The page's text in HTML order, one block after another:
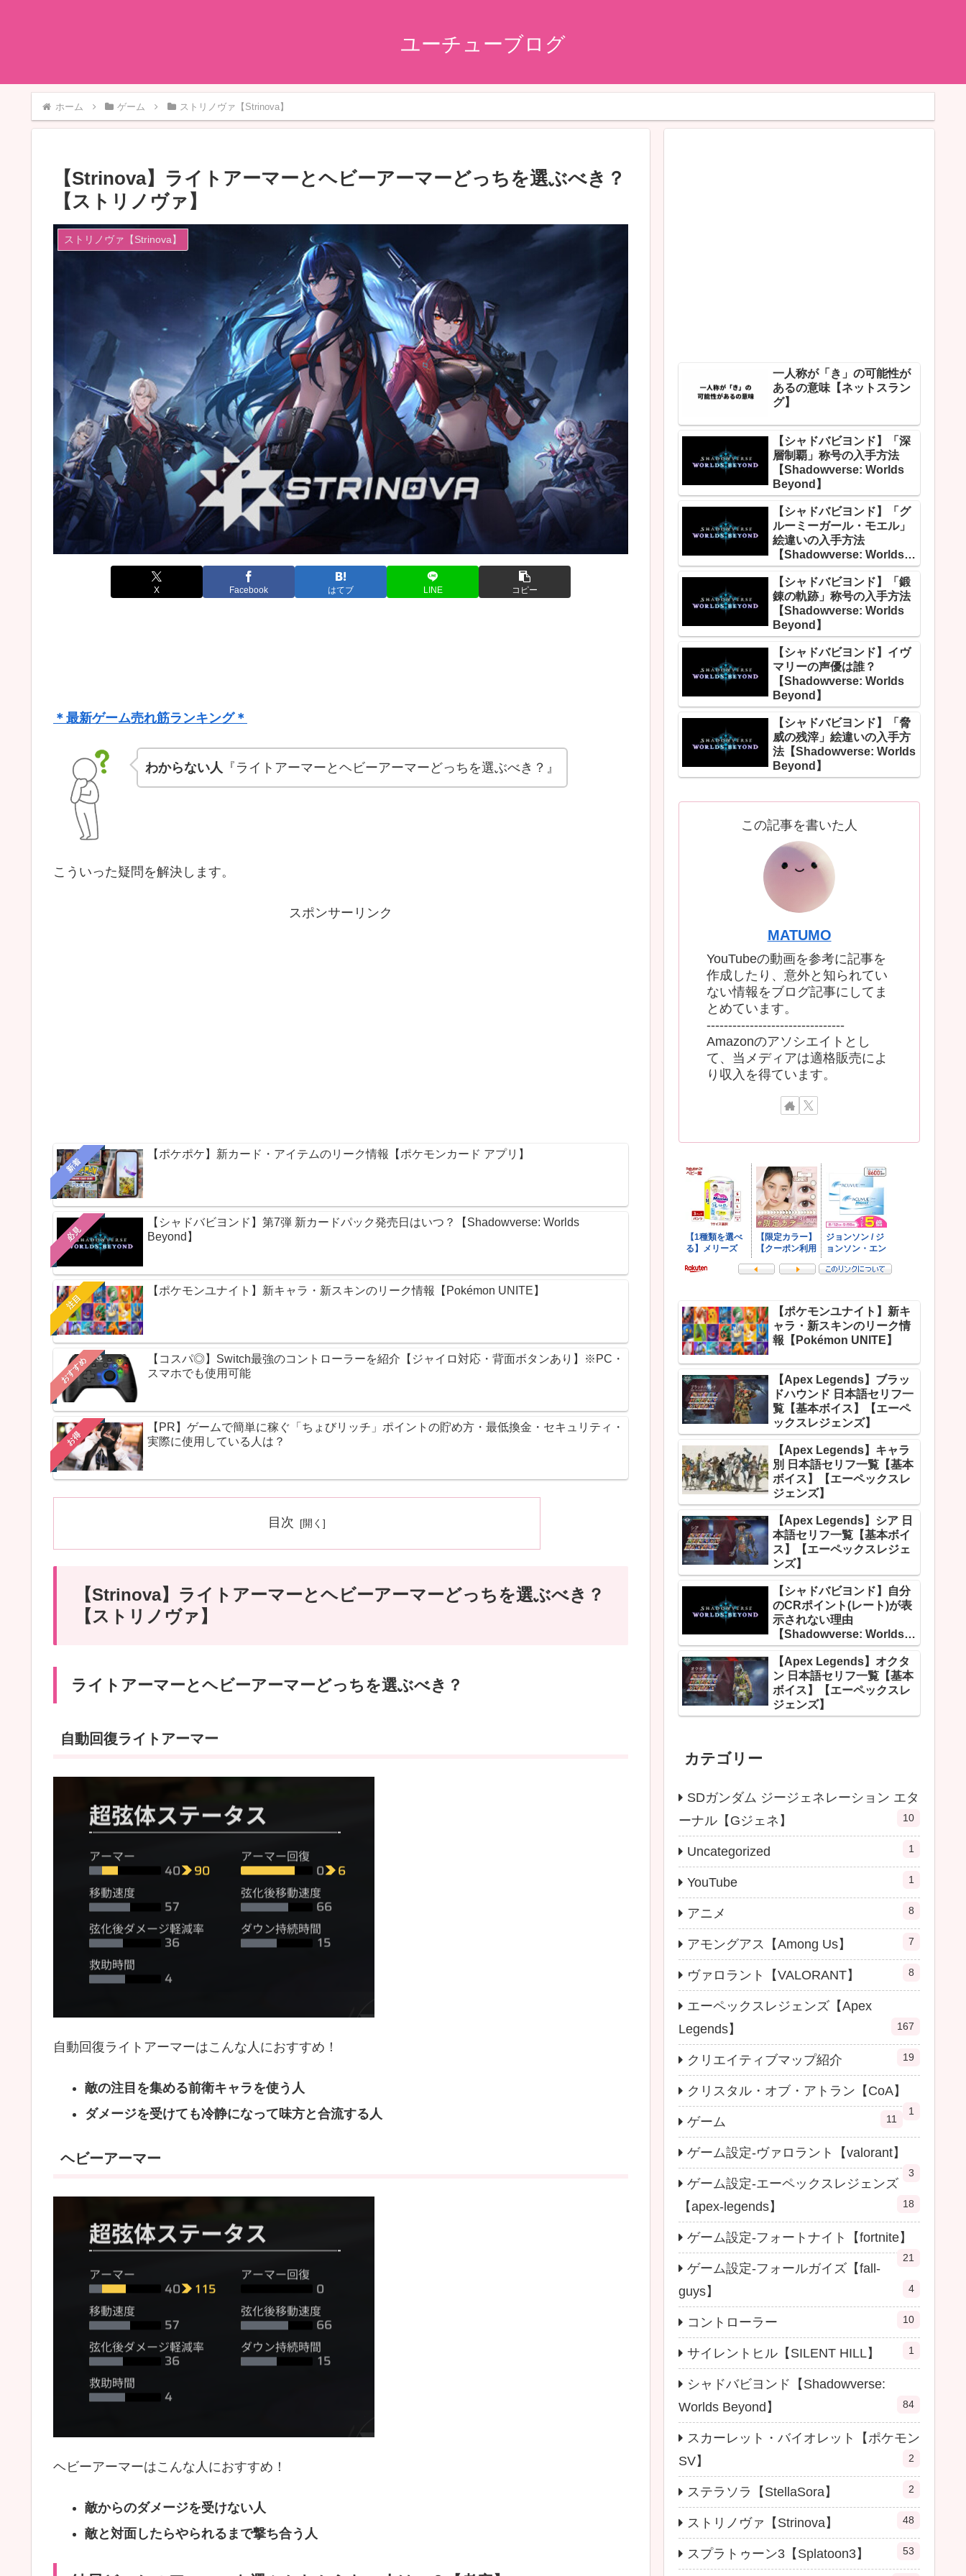
ユーチューブログ
ホーム ゲーム ストリノヴァ【Strinova】
【Strinova】ライトアーマーとヘビーアーマーどっちを選ぶべき？
【ストリノヴァ】
ストリノヴァ【Strinova】
X Facebook はてブ LINE コピー
＊最新ゲーム売れ筋ランキング＊
わからない人 『ライトアーマーとヘビーアーマーどっちを選ぶべき？』
こういった疑問を解決します。
スポンサーリンク
新着
【ポケポケ】新カード・アイテムのリーク情報【ポケモンカード アプリ】
必見
【シャドバビヨンド】第7弾 新カードパック発売日はいつ？【Shadowverse: Worlds
Beyond】
注目
【ポケモンユナイト】新キャラ・新スキンのリーク情報【Pokémon UNITE】
おすすめ
【コスパ◎】Switch最強のコントローラーを紹介【ジャイロ対応・背面ボタンあり】※PC・
スマホでも使用可能
お得
【PR】ゲームで簡単に稼ぐ「ちょびリッチ」ポイントの貯め方・最低換金・セキュリティ・
実際に使用している人は？
目次
【Strinova】ライトアーマーとヘビーアーマーどっちを選ぶべき？
【ストリノヴァ】
ライトアーマーとヘビーアーマーどっちを選ぶべき？
自動回復ライトアーマー
自動回復ライトアーマーはこんな人におすすめ！
敵の注目を集める前衛キャラを使う人
ダメージを受けても冷静になって味方と合流する人
ヘビーアーマー
ヘビーアーマーはこんな人におすすめ！
敵からのダメージを受けない人
敵と対面したらやられるまで撃ち合う人
一人称が「き」の可能性が
あるの意味【ネットスラン
グ】
【シャドバビヨンド】「深
層制覇」称号の入手方法
【Shadowverse: Worlds
Beyond】
【シャドバビヨンド】「グ
ルーミーガール・モエル」
絵違いの入手方法
【Shadowverse: Worlds
Beyond】
【シャドバビヨンド】「鍛
錬の軌跡」称号の入手方法
【Shadowverse: Worlds
Beyond】
【シャドバビヨンド】イヴ
マリーの声優は誰？
【Shadowverse: Worlds
Beyond】
【シャドバビヨンド】「脅
威の残滓」絵違いの入手方
法【Shadowverse: Worlds
Beyond】
この記事を書いた人
MATUMO
YouTubeの動画を参考に記事を
作成したり、意外と知られてい
ない情報をブログ記事にしてま
とめています。
--------------------------------
Amazonのアソシエイトとし
て、当メディアは適格販売によ
り収入を得ています。
【ポケモンユナイト】新キ
ャラ・新スキンのリーク情
報【Pokémon UNITE】
【Apex Legends】ブラッ
ドハウンド 日本語セリフ一
覧【基本ボイス】【エーペ
ックスレジェンズ】
【Apex Legends】キャラ
別 日本語セリフ一覧【基本
ボイス】【エーペックスレ
ジェンズ】
【Apex Legends】シア 日
本語セリフ一覧【基本ボイ
ス】【エーペックスレジェ
ンズ】
【シャドバビヨンド】自分
のCRポイント(レート)が表
示されない理由
【Shadowverse: Worlds
Beyond】
【Apex Legends】オクタ
ン 日本語セリフ一覧【基本
ボイス】【エーペックスレ
ジェンズ】
カテゴリー
SDガンダム ジージェネレーション エタ
ーナル【Gジェネ】
10
Uncategorized 1
YouTube 1
アニメ 8
アモングアス【Among Us】 7
ヴァロラント【VALORANT】 8
エーペックスレジェンズ【Apex
Legends】
167
クリエイティブマップ紹介 19
クリスタル・オブ・アトラン【CoA】
1
ゲーム 11
ゲーム設定-ヴァロラント【valorant】
3
ゲーム設定-エーペックスレジェンズ
【apex-legends】
18
ゲーム設定-フォートナイト【fortnite】
21
ゲーム設定-フォールガイズ【fall-
guys】
4
コントローラー 10
サイレントヒル【SILENT HILL】 1
シャドバビヨンド【Shadowverse:
Worlds Beyond】
84
スカーレット・バイオレット【ポケモン
SV】
2
ステラソラ【StellaSora】 2
ストリノヴァ【Strinova】 48
スプラトゥーン3【Splatoon3】 53